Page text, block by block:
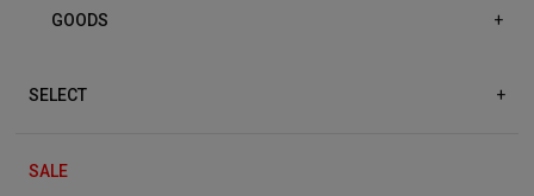
GOODS +
SELECT +
SALE